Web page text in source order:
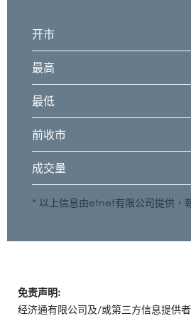
开市
最高
最低
前收市
成交量
* 以上信息由etnet有限公司提供，
免责声明:
经济通有限公司及/或第三方信息提供